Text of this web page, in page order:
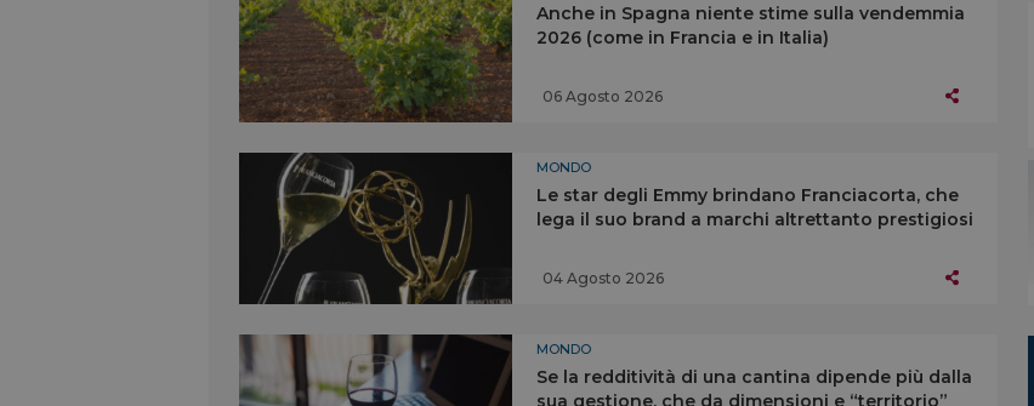
Anche in Spagna niente stime sulla vendemmia
2026 (come in Francia e in Italia)
06 Agosto 2026
MONDO
Le star degli Emmy brindano Franciacorta, che
lega il suo brand a marchi altrettanto prestigiosi
04 Agosto 2026
MONDO
Se la redditività di una cantina dipende più dalla
sua gestione, che da dimensioni e “territorio”